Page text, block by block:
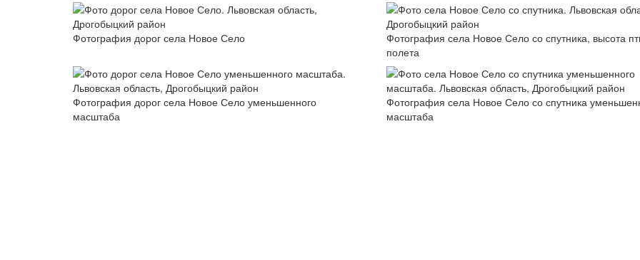
Фотография дорог села Новое Село
Фотография села Новое Село со спутника, высота
полета
Фотография дорог села Новое Село уменьшенного
масштаба
Фотография села Новое Село со спутника
масштаба